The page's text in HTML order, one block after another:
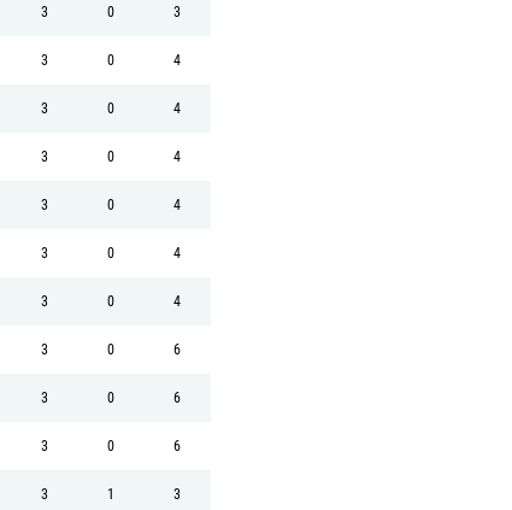
3 0 3
3 0 4
3 0 4
3 0 4
3 0 4
3 0 4
3 0 4
3 0 6
3 0 6
3 0 6
3 1 3